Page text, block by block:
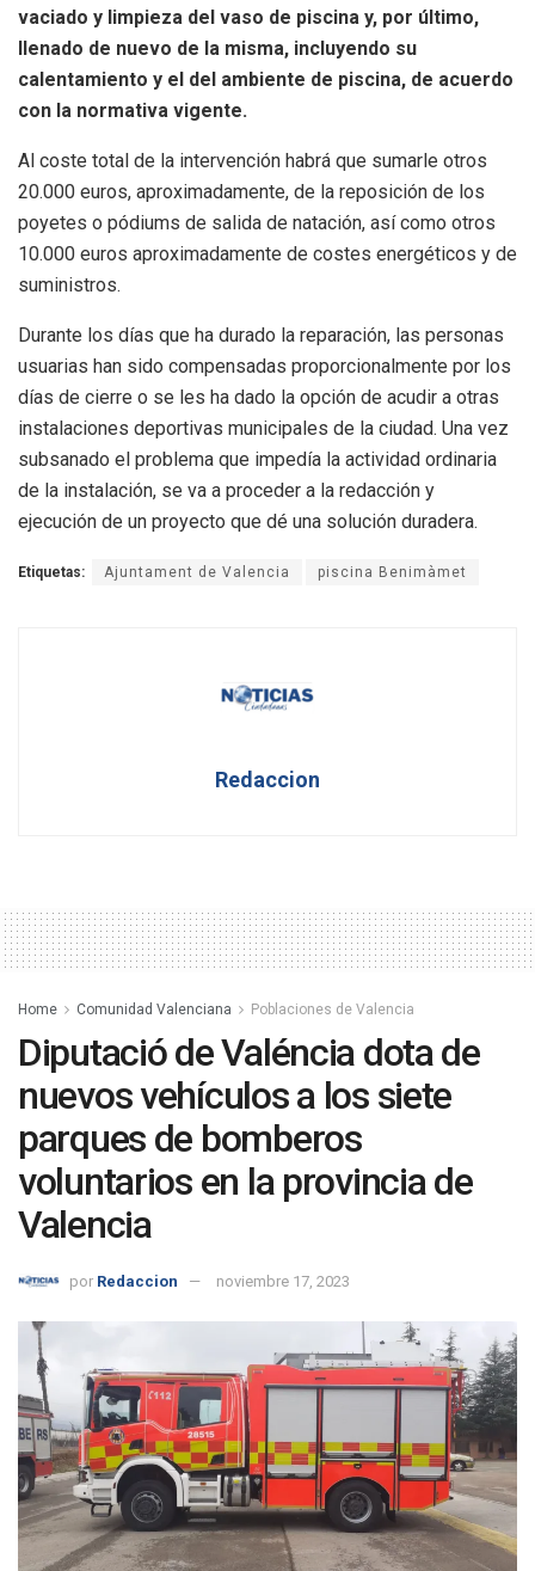
vaciado y limpieza del vaso de piscina y, por último,
llenado de nuevo de la misma, incluyendo su
calentamiento y el del ambiente de piscina, de acuerdo
con la normativa vigente.
Al coste total de la intervención habrá que sumarle otros
20.000 euros, aproximadamente, de la reposición de los
poyetes o pódiums de salida de natación, así como otros
10.000 euros aproximadamente de costes energéticos y de
suministros.
Durante los días que ha durado la reparación, las personas
usuarias han sido compensadas proporcionalmente por los
días de cierre o se les ha dado la opción de acudir a otras
instalaciones deportivas municipales de la ciudad. Una vez
subsanado el problema que impedía la actividad ordinaria
de la instalación, se va a proceder a la redacción y
ejecución de un proyecto que dé una solución duradera.
Etiquetas: Ajuntament de Valencia piscina Benimàmet
Redaccion
Home Comunidad Valenciana Poblaciones de Valencia
Diputació de Valéncia dota de
nuevos vehículos a los siete
parques de bomberos
voluntarios en la provincia de
Valencia
por Redaccion noviembre 17, 2023